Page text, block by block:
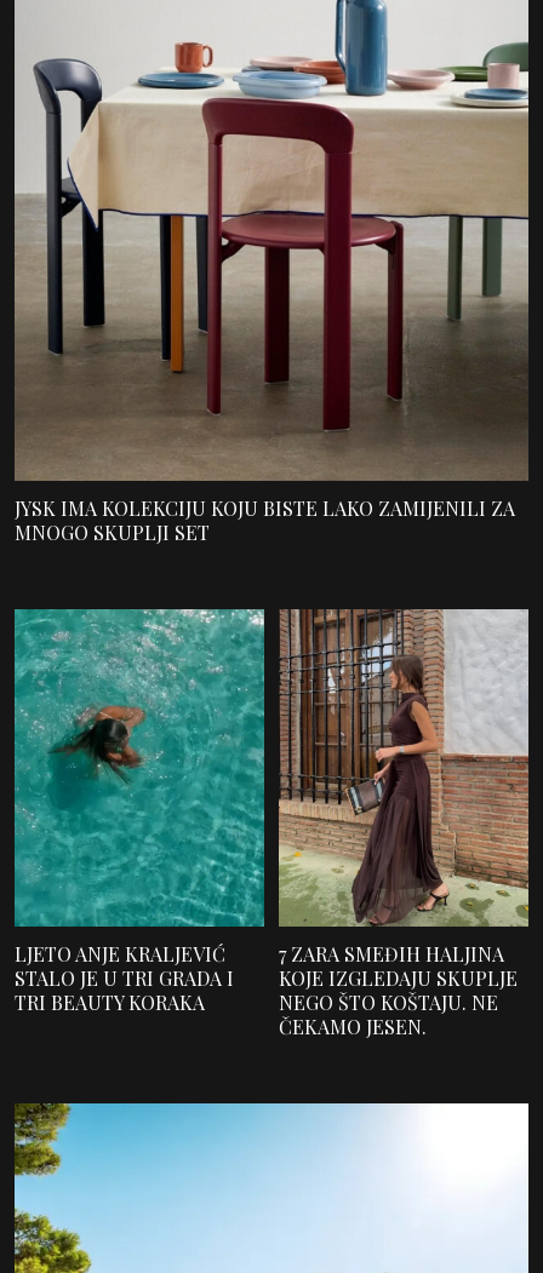
JYSK IMA KOLEKCIJU KOJU BISTE LAKO ZAMIJENILI ZA
MNOGO SKUPLJI SET
LJETO ANJE KRALJEVIĆ
STALO JE U TRI GRADA I
TRI BEAUTY KORAKA
7 ZARA SMEĐIH HALJINA
KOJE IZGLEDAJU SKUPLJE
NEGO ŠTO KOŠTAJU. NE
ČEKAMO JESEN.